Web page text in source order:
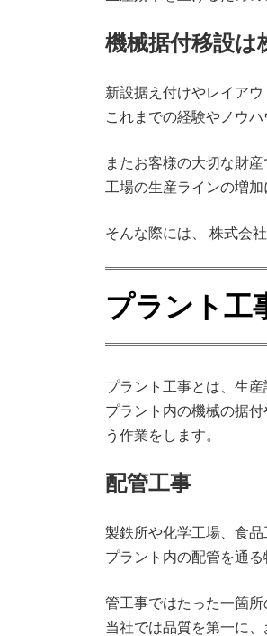
機械据付移設は
新設据え付けやレイア
これまでの経験やノウ
またお客様の大切な財
工場の生産ラインの増
そんな際には、 株式会
プラント工
プラント工事とは、生
プラント内の機械の据
う作業をします。
配管工事
製鉄所や化学工場、食
プラント内の配管を通
管工事ではたった一箇
当社では品質を第一に